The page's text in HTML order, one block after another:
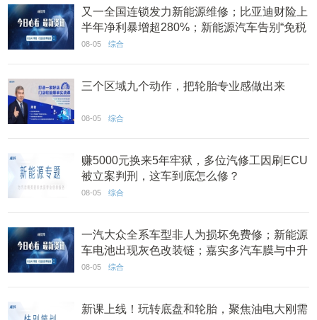
又一全国连锁发力新能源维修；比亚迪财险上
半年净利暴增超280%；新能源汽车告别“免税
时代” 丨AC早报
08-05 综合
三个区域九个动作，把轮胎专业感做出来
08-05 综合
赚5000元换来5年牢狱，多位汽修工因刷ECU
被立案判刑，这车到底怎么修？
08-05 综合
一汽大众全系车型非人为损坏免费修；新能源
车电池出现灰色改装链；嘉实多汽车膜与中升
集团达成合作丨AC早报
08-05 综合
新课上线！玩转底盘和轮胎，聚焦油电大刚需